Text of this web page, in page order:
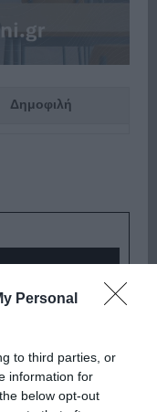
Personal
to third parties, or
information for
below opt-out
Δημοφιλή